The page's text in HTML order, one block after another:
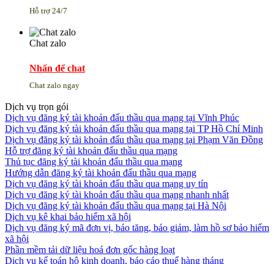
Hỗ trợ 24/7
Chat zalo
Nhấn để chat
Chat zalo ngay
Dịch vụ trọn gói
Dịch vụ đăng ký tài khoản đấu thầu qua mạng tại Vĩnh Phúc
Dịch vụ đăng ký tài khoản đấu thầu qua mạng tại TP Hồ Chí Minh
Dịch vụ đăng ký tài khoản đấu thầu qua mạng tại Phạm Văn Đồng
Hỗ trợ đăng ký tài khoản đấu thầu qua mạng
Thủ tục đăng ký tài khoản đấu thầu qua mạng
Hướng dẫn đăng ký tài khoản đấu thầu qua mạng
Dịch vụ đăng ký tài khoản đấu thầu qua mạng uy tín
Dịch vụ đăng ký tài khoản đấu thầu qua mạng nhanh nhất
Dịch vụ đăng ký tài khoản đấu thầu qua mạng tại Hà Nội
Dịch vụ kê khai bảo hiểm xã hội
Dịch vụ đăng ký mã đơn vị, báo tăng, báo giảm, làm hồ sơ bảo hiểm
xã hội
Phần mềm tải dữ liệu hoá đơn gốc hàng loạt
Dịch vụ kế toán hộ kinh doanh, báo cáo thuế hàng tháng